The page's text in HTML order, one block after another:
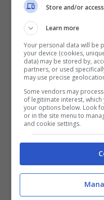
Latina per
Ospedale di Gaeta,
prospettazione del
e le eventuali
soggetti pubblici
poiché la mancata
Alta Diagnosticaha
nell’esposto –
della stessa Asl di
obbligo per i
sanitarie private,
Store and/or
Learn more
Your personal data will be
your device (cookies,
data) may be stored by,
partners, or used
may use precise
Some vendors may
of legitimate interest,
your options below. Look
or in the site menu to
and cookie settings.